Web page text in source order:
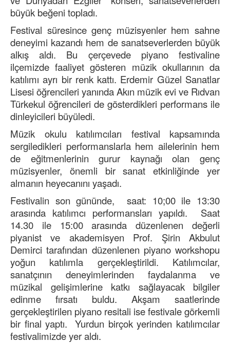
büyük beğeni topladı.
Festival süresince genç müzisyenler hem sahne
deneyimi kazandı hem de sanatseverlerden büyük
alkış aldı. Bu çerçevede piyano festivaline
ilçemizde faaliyet gösteren müzik okullarının da
katılımı ayrı bir renk kattı. Erdemir Güzel Sanatlar
Lisesi öğrencileri yanında Akın müzik evi ve Rıdvan
Türkekul öğrencileri de gösterdikleri performans ile
dinleyicileri büyüledi.
Müzik okulu katılımcıları festival kapsamında
sergiledikleri performanslarla hem ailelerinin hem
de eğitmenlerinin gurur kaynağı olan genç
müzisyenler, önemli bir sanat etkinliğinde yer
almanın heyecanını yaşadı.
Festivalin son gününde, saat: 10;00 ile 13:30
arasında katılımcı performansları yapıldı. Saat
14.30 ile 15:00 arasında düzenlenen değerli
piyanist ve akademisyen Prof. Şirin Akbulut
Demirci tarafından düzenlenen piyano workshopu
yoğun katılımla gerçekleştirildi. Katılımcılar,
sanatçının deneyimlerinden faydalanma ve
müzikal gelişimlerine katkı sağlayacak bilgiler
edinme fırsatı buldu. Akşam saatlerinde
gerçekleştirilen piyano resitali ise festivale görkemli
bir final yaptı. Yurdun birçok yerinden katılımcılar
festivalimizde yer aldı.